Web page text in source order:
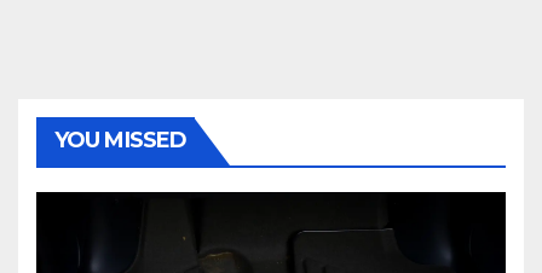
YOU MISSED